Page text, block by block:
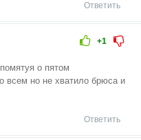
Ответить
+1
о пятом
всем но не хватило брюса и
Ответить